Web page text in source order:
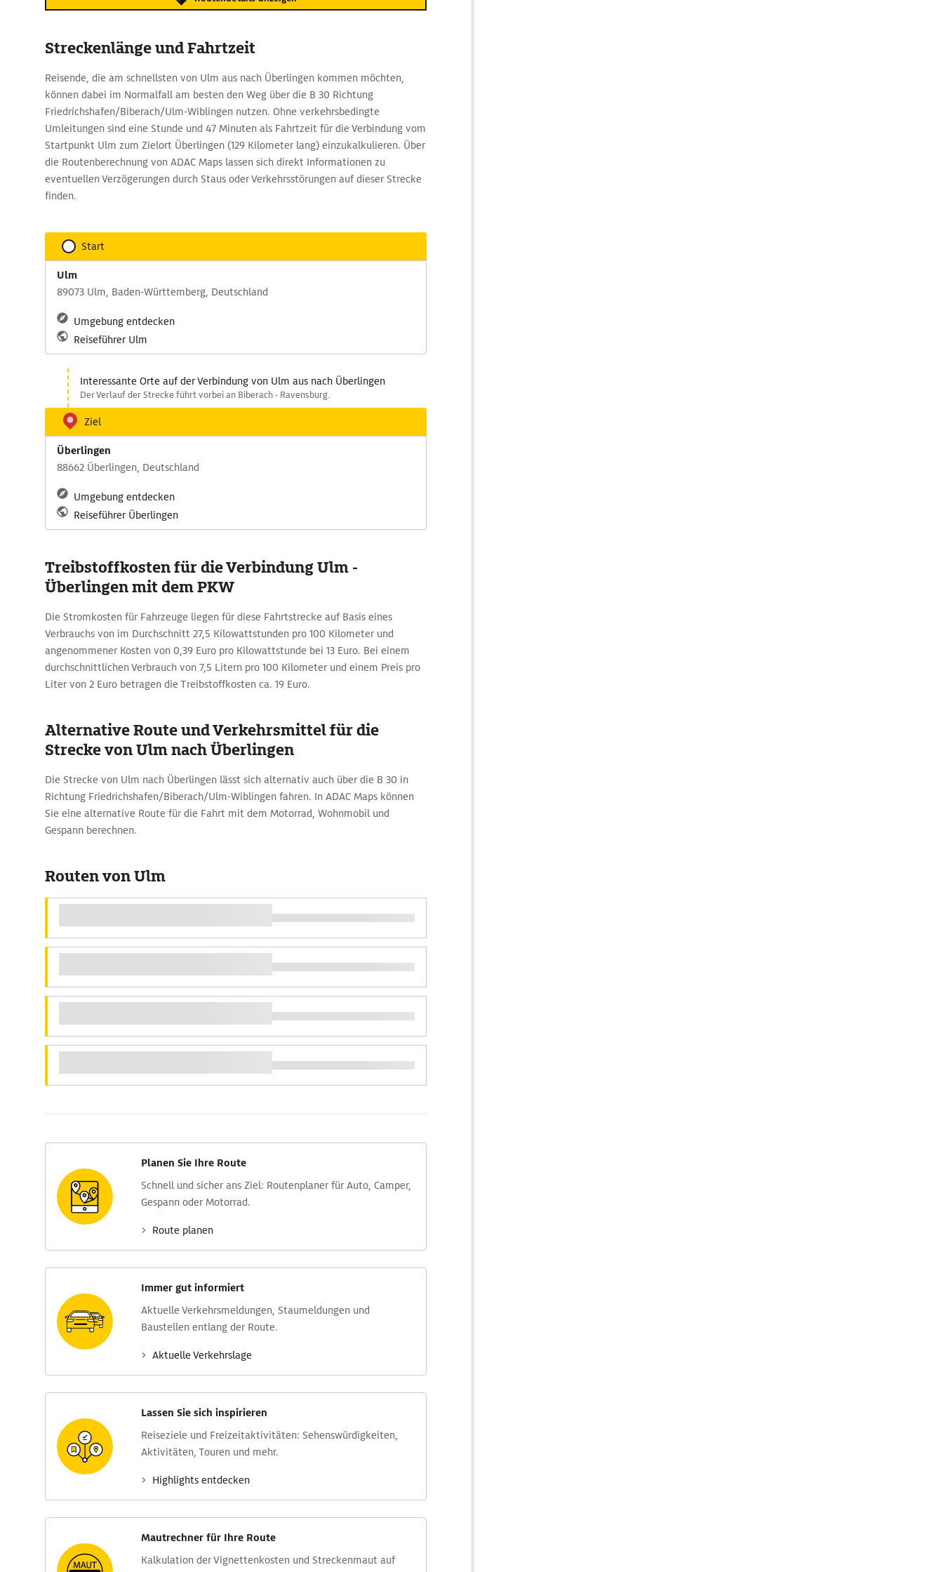
Streckenlänge und Fahrtzeit
Reisende, die am schnellsten von Ulm aus nach Überlingen kommen möchten,
können dabei im Normalfall am besten den Weg über die B 30 Richtung
Friedrichshafen/Biberach/Ulm-Wiblingen nutzen. Ohne verkehrsbedingte
Umleitungen sind eine Stunde und 47 Minuten als Fahrtzeit für die Verbindung vom
Startpunkt Ulm zum Zielort Überlingen (129 Kilometer lang) einzukalkulieren. Über
die Routenberechnung von ADAC Maps lassen sich direkt Informationen zu
eventuellen Verzögerungen durch Staus oder Verkehrsstörungen auf dieser Strecke
finden.
Start
Ulm
89073 Ulm, Baden-Württemberg, Deutschland
Umgebung entdecken
Reiseführer Ulm
Interessante Orte auf der Verbindung von Ulm aus nach Überlingen
Der Verlauf der Strecke führt vorbei an Biberach - Ravensburg.
Ziel
Überlingen
88662 Überlingen, Deutschland
Umgebung entdecken
Reiseführer Überlingen
Treibstoffkosten für die Verbindung Ulm -
Überlingen mit dem PKW
Die Stromkosten für Fahrzeuge liegen für diese Fahrtstrecke auf Basis eines
Verbrauchs von im Durchschnitt 27,5 Kilowattstunden pro 100 Kilometer und
angenommener Kosten von 0,39 Euro pro Kilowattstunde bei 13 Euro. Bei einem
durchschnittlichen Verbrauch von 7,5 Litern pro 100 Kilometer und einem Preis pro
Liter von 2 Euro betragen die Treibstoffkosten ca. 19 Euro.
Alternative Route und Verkehrsmittel für die
Strecke von Ulm nach Überlingen
Die Strecke von Ulm nach Überlingen lässt sich alternativ auch über die B 30 in
Richtung Friedrichshafen/Biberach/Ulm-Wiblingen fahren. In ADAC Maps können
Sie eine alternative Route für die Fahrt mit dem Motorrad, Wohnmobil und
Gespann berechnen.
Routen von Ulm
Planen Sie Ihre Route
Schnell und sicher ans Ziel: Routen­planer für Auto, Camper,
Gespann oder Motorrad.
Route planen
Immer gut informiert
Aktuelle Verkehrs­meldungen, Stau­meldungen und
Baustellen entlang der Route.
Aktuelle Verkehrs­lage
Lassen Sie sich inspirieren
Reise­ziele und Freizeit­aktivitäten: Sehens­würdig­keiten,
Aktivitäten, Touren und mehr.
Highlights entdecken
Mautrechner für Ihre Route
Kalkulation der Vignettenkosten und Streckenmaut auf